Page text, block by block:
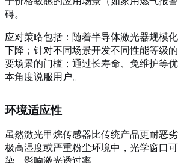
碍。
应对策略包括：随着半导体激光器规模
下降；针对不同场景开发不同性能等级
要场景的门槛；通过长寿命、免维护等
本角度说服用户。
环境适应性
虽然激光甲烷传感器比传统产品更耐恶劣
极高湿度或严重粉尘环境中，光学窗口